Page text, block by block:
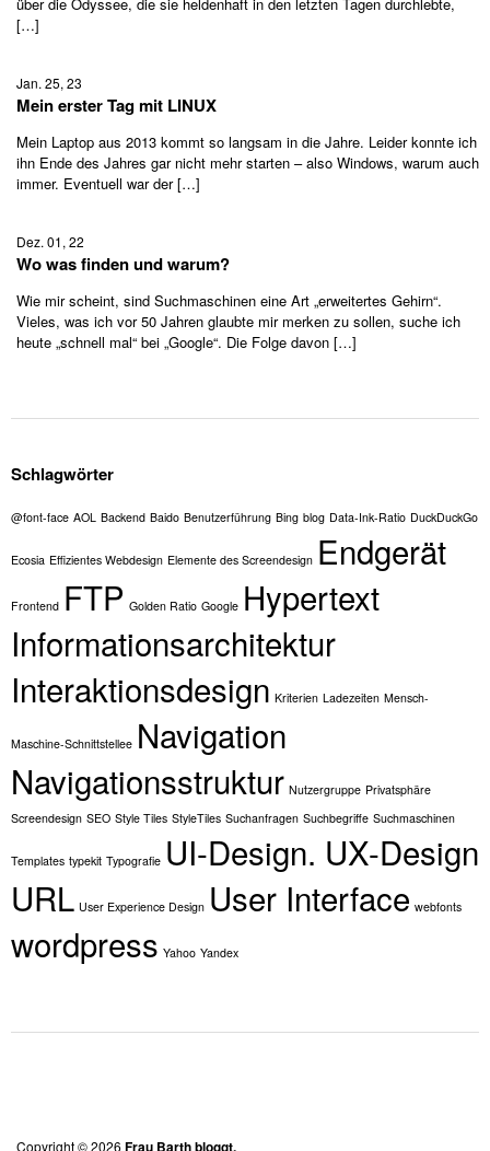
[…]
Jan. 25, 23
Mein erster Tag mit LINUX
Mein Laptop aus 2013 kommt so langsam in die Jahre. Leider konnte ich
ihn Ende des Jahres gar nicht mehr starten – also Windows, warum auch
immer. Eventuell war der […]
Dez. 01, 22
Wo was finden und warum?
Wie mir scheint, sind Suchmaschinen eine Art „erweitertes Gehirn“.
Vieles, was ich vor 50 Jahren glaubte mir merken zu sollen, suche ich
heute „schnell mal“ bei „Google“. Die Folge davon […]
Schlagwörter
@font-face AOL Backend Baido Benutzerführung Bing blog Data-Ink-Ratio DuckDuckGo
Ecosia Effizientes Webdesign Elemente des Screendesign Endgerät
Frontend FTP Golden Ratio Google Hypertext
Informationsarchitektur
Interaktionsdesign Kriterien Ladezeiten Mensch-
Maschine-Schnittstellee Navigation
Navigationsstruktur Nutzergruppe Privatsphäre
Screendesign SEO Style Tiles StyleTiles Suchanfragen Suchbegriffe Suchmaschinen
Templates typekit Typografie UI-Design. UX-Design
URL User Experience Design User Interface webfonts
wordpress Yahoo Yandex
Copyright © 2026 Frau Barth bloggt.